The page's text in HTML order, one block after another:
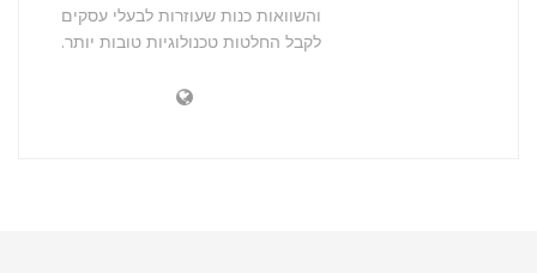
והשוואות כנות שעוזרות לבעלי עסקים
לקבל החלטות טכנולוגיות טובות יותר.